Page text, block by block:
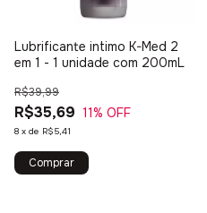
Lubrificante intimo K-Med 2
em 1 - 1 unidade com 200mL
R$35,69
R$39,99
11% OFF
8 x de R$5,41